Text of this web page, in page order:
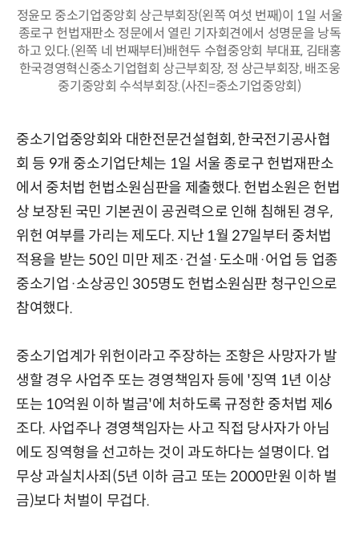
정윤모 중소기업중앙회 상근부회장(왼쪽 여섯 번째)이 1일 서울
종로구 헌법재판소 정문에서 열린 기자회견에서 성명문을 낭독
하고 있다.(왼쪽 네 번째부터)배현두 수협중앙회 부대표, 김태홍
한국경영혁신중소기업협회 상근부회장, 정 상근부회장, 배조웅
중기중앙회 수석부회장.(사진=중소기업중앙회)
중소기업중앙회와 대한전문건설협회, 한국전기공사협
회 등 9개 중소기업단체는 1일 서울 종로구 헌법재판소
에서 중처법 헌법소원심판을 제출했다. 헌법소원은 헌법
상 보장된 국민 기본권이 공권력으로 인해 침해된 경우,
위헌 여부를 가리는 제도다. 지난 1월 27일부터 중처법
적용을 받는 50인 미만 제조·건설·도소매·어업 등 업종
중소기업·소상공인 305명도 헌법소원심판 청구인으로
참여했다.
중소기업계가 위헌이라고 주장하는 조항은 사망자가 발
생할 경우 사업주 또는 경영책임자 등에 '징역 1년 이상
또는 10억원 이하 벌금'에 처하도록 규정한 중처법 제6
조다. 사업주나 경영책임자는 사고 직접 당사자가 아님
에도 징역형을 선고하는 것이 과도하다는 설명이다. 업
무상 과실치사죄(5년 이하 금고 또는 2000만원 이하 벌
금)보다 처벌이 무겁다.